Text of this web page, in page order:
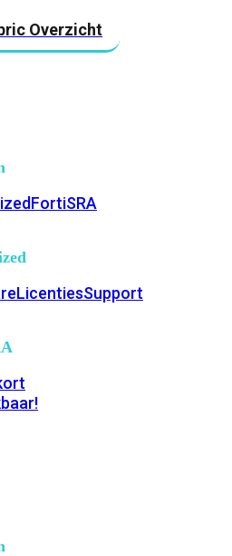
Overzicht
FortiSRA
LicentiesSupport